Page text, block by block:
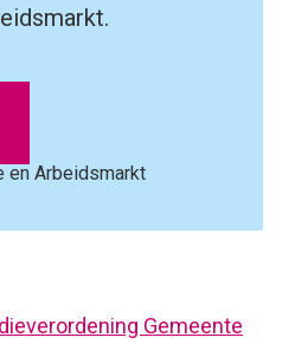
en Arbeidsmarkt
Gemeente